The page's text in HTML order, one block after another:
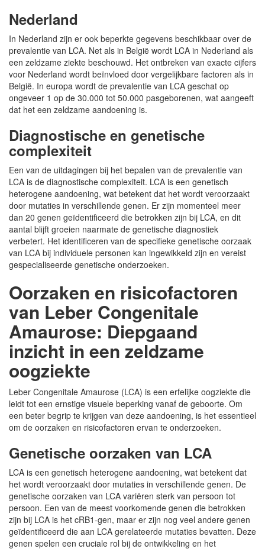
Nederland
In Nederland zijn er ook beperkte gegevens beschikbaar over de
prevalentie van LCA. Net als in België wordt LCA in Nederland als
een zeldzame ziekte beschouwd. Het ontbreken van exacte cijfers
voor Nederland wordt beïnvloed door vergelijkbare factoren als in
België. In europa wordt de prevalentie van LCA geschat op
ongeveer 1 op de 30.000 tot 50.000 pasgeborenen, wat aangeeft
dat het een zeldzame aandoening is.
Diagnostische en genetische
complexiteit
Een van de uitdagingen bij het bepalen van de prevalentie van
LCA is de diagnostische complexiteit. LCA is een genetisch
heterogene aandoening, wat betekent dat het wordt veroorzaakt
door mutaties in verschillende genen. Er zijn momenteel meer
dan 20 genen geïdentificeerd die betrokken zijn bij LCA, en dit
aantal blijft groeien naarmate de genetische diagnostiek
verbetert. Het identificeren van de specifieke genetische oorzaak
van LCA bij individuele personen kan ingewikkeld zijn en vereist
gespecialiseerde genetische onderzoeken.
Oorzaken en risicofactoren
van Leber Congenitale
Amaurose: Diepgaand
inzicht in een zeldzame
oogziekte
Leber Congenitale Amaurose (LCA) is een erfelijke oogziekte die
leidt tot een ernstige visuele beperking vanaf de geboorte. Om
een beter begrip te krijgen van deze aandoening, is het essentieel
om de oorzaken en risicofactoren ervan te onderzoeken.
Genetische oorzaken van LCA
LCA is een genetisch heterogene aandoening, wat betekent dat
het wordt veroorzaakt door mutaties in verschillende genen. De
genetische oorzaken van LCA variëren sterk van persoon tot
persoon. Een van de meest voorkomende genen die betrokken
zijn bij LCA is het cRB1-gen, maar er zijn nog veel andere genen
geïdentificeerd die aan LCA gerelateerde mutaties bevatten. Deze
genen spelen een cruciale rol bij de ontwikkeling en het